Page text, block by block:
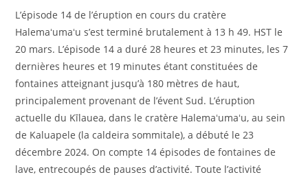
L’épisode 14 de l’éruption en cours du cratère
Halemaʻumaʻu s’est terminé brutalement à 13 h 49. HST le
20 mars. L’épisode 14 a duré 28 heures et 23 minutes, les 7
dernières heures et 19 minutes étant constituées de
fontaines atteignant jusqu’à 180 mètres de haut,
principalement provenant de l’évent Sud. L’éruption
actuelle du Kīlauea, dans le cratère Halemaʻumaʻu, au sein
de Kaluapele (la caldeira sommitale), a débuté le 23
décembre 2024. On compte 14 épisodes de fontaines de
lave, entrecoupés de pauses d’activité. Toute l’activité